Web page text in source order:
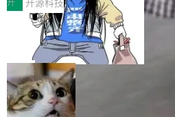
装完即用。 开源地址：Gitee ·
b 安装 支持 Java 8+（8~26）、
x / Windows / Harmony PC。 #
x / Harmony PC curl -fsSL https://
r.org/solon...
体。企业级代码仓库通常包含数十万
个文件，其规模远超单次模型调用可
文窗口。随着项目规模的持续扩张与
不断累积，代码仓中的模块关系、接
务逻辑等关键信息往往分散于数十乃
件之中，形成高度复杂的知识关联网
开 开源科技
一条“删库”命令跑 17 小时，算法
师删光 89TB 数据只为干私活
最高人民检察院8月4日公布了一起案
名90后算法工程师王某，为了给自己
服务器空间，删光了公司AI游戏部门
数据。 王某2024年1月入职东城区某
局